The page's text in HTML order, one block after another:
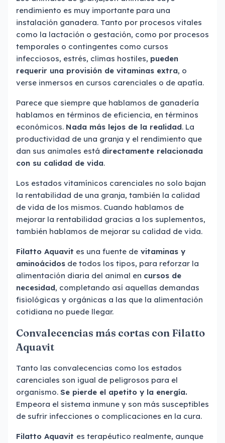
rendimiento es muy importante para una
instalación ganadera. Tanto por procesos vitales
como la lactación o gestación, como por procesos
temporales o contingentes como cursos
infecciosos, estrés, climas hostiles, pueden
requerir una provisión de vitaminas extra, o
verse inmersos en cursos carenciales o de apatía.
Parece que siempre que hablamos de ganadería
hablamos en términos de eficiencia, en términos
económicos. Nada más lejos de la realidad. La
productividad de una granja y el rendimiento que
dan sus animales está directamente relacionada
con su calidad de vida.
Los estados vitamínicos carenciales no solo bajan
la rentabilidad de una granja, también la calidad
de vida de los mismos. Cuando hablamos de
mejorar la rentabilidad gracias a los suplementos,
también hablamos de mejorar su calidad de vida.
Filatto Aquavit es una fuente de vitaminas y
aminoácidos de todos los tipos, para reforzar la
alimentación diaria del animal en cursos de
necesidad, completando así aquellas demandas
fisiológicas y orgánicas a las que la alimentación
cotidiana no puede llegar.
Convalecencias más cortas con Filatto
Aquavit
Tanto las convalecencias como los estados
carenciales son igual de peligrosos para el
organismo. Se pierde el apetito y la energía.
Empeora el sistema inmune y son más susceptibles
de sufrir infecciones o complicaciones en la cura.
Filatto Aquavit es terapéutico realmente, aunque